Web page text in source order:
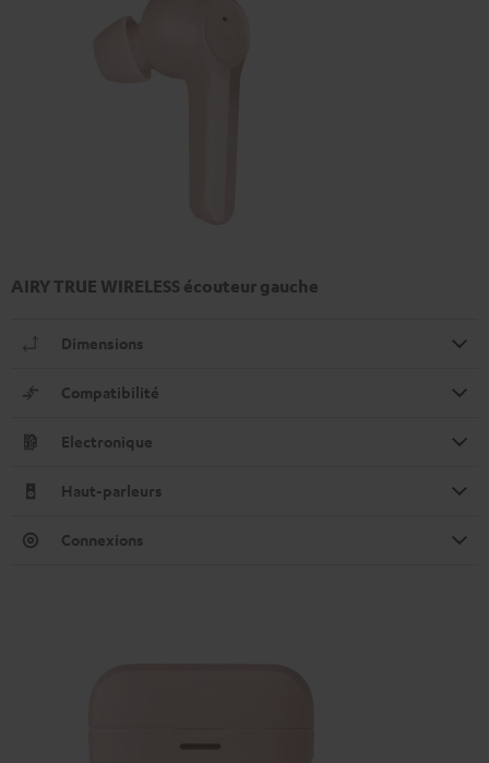
AIRY TRUE WIRELESS écouteur gauche
Dimensions
Compatibilité
Electronique
Haut-parleurs
Connexions